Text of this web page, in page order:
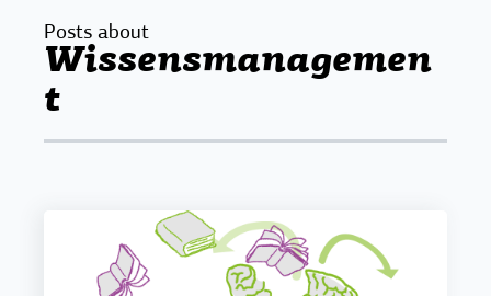
Posts about
Wissensmanagemen
t